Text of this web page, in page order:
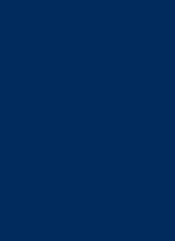
Scale out và Scale in
Scale out và Scale in